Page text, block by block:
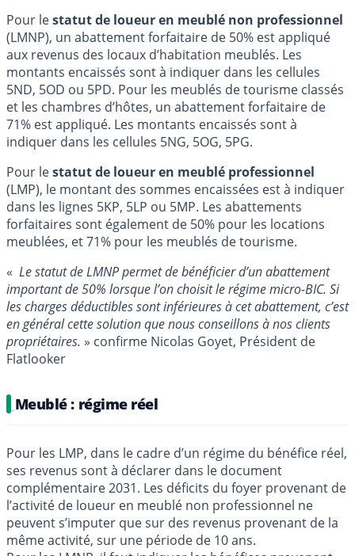
Pour lestatut de loueur en meublé non professionnel
(LMNP), un abattement forfaitaire de 50% est appliqué
aux revenus des locaux d’habitation meublés. Les
montants encaissés sont à indiquer dans les cellules
5ND, 5OD ou 5PD. Pour les meublés de tourisme classés
et les chambres d’hôtes, un abattement forfaitaire de
71% est appliqué. Les montants encaissés sont à
indiquer dans les cellules 5NG, 5OG, 5PG.
Pour lestatut de loueur en meublé professionnel
(LMP), le montant des sommes encaissées est à indiquer
dans les lignes 5KP, 5LP ou 5MP. Les abattements
forfaitaires sont également de 50% pour les locations
meublées, et 71% pour les meublés de tourisme.
« Le statut de LMNP permet de bénéficier d’un abattement
important de 50% lorsque l’on choisit le régime micro-BIC. Si
les charges déductibles sont inférieures à cet abattement, c’est
en général cette solution que nous conseillons à nos clients
propriétaires. » confirme Nicolas Goyet, Président de
Flatlooker
Meublé : régime réel
Pour les LMP, dans le cadre d’un régime du bénéfice réel,
ses revenus sont à déclarer dans le document
complémentaire 2031. Les déficits du foyer provenant de
l’activité de loueur en meublé non professionnel ne
peuvent s’imputer que sur des revenus provenant de la
même activité, sur une période de 10 ans.